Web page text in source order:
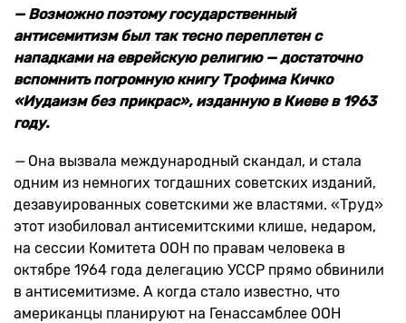
— Возможно поэтому государственный
антисемитизм был так тесно переплетен с
нападками на еврейскую религию — достаточно
вспомнить погромную книгу Трофима Кичко
«Иудаизм без прикрас», изданную в Киеве в 1963
году.
— Она вызвала международный скандал, и стала
одним из немногих тогдашних советских изданий,
дезавуированных советскими же властями. «Труд»
этот изобиловал антисемитскими клише, недаром,
на сессии Комитета ООН по правам человека в
октябре 1964 года делегацию УССР прямо обвинили
в антисемитизме. А когда стало известно, что
американцы планируют на Генассамблее ООН